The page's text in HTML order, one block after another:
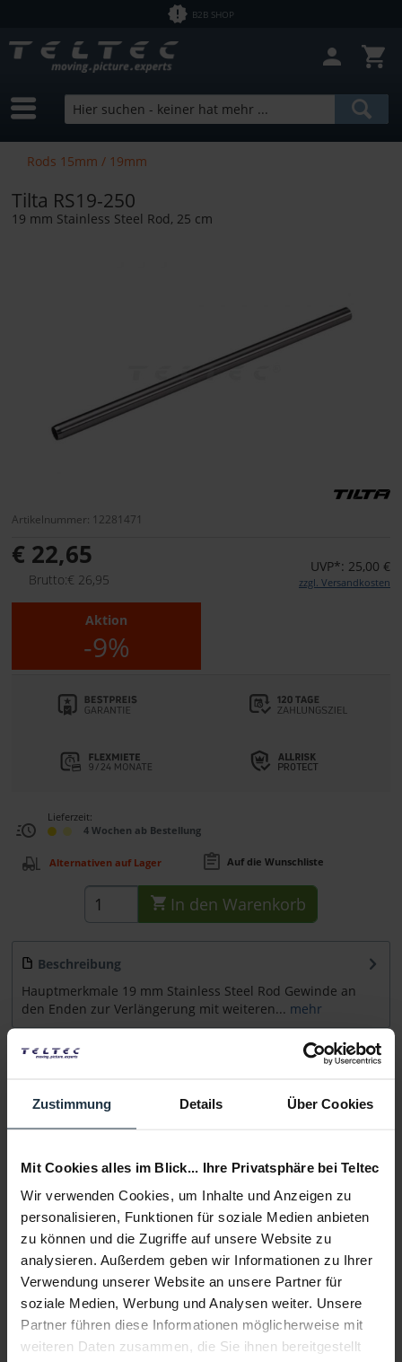
Zustimmung Details Über Cookies
Mit Cookies alles im Blick... Ihre Privatsphäre bei Teltec
Wir verwenden Cookies, um Inhalte und Anzeigen zu
personalisieren, Funktionen für soziale Medien anbieten
zu können und die Zugriffe auf unsere Website zu
analysieren. Außerdem geben wir Informationen zu Ihrer
Verwendung unserer Website an unsere Partner für
soziale Medien, Werbung und Analysen weiter. Unsere
Partner führen diese Informationen möglicherweise mit
weiteren Daten zusammen, die Sie ihnen bereitgestellt
B2B SHOP
Rods 15mm / 19mm
Tilta RS19-250
19 mm Stainless Steel Rod, 25 cm
Artikelnummer: 12281471
€ 22,65
Brutto:€ 26,95
UVP*: 25,00 €
zzgl. Versandkosten
Aktion
-9%
Lieferzeit:
4 Wochen ab Bestellung
Alternativen auf Lager Auf die Wunschliste
In den Warenkorb
Beschreibung
Hauptmerkmale 19 mm Stainless Steel Rod Gewinde an
den Enden zur Verlängerung mit weiteren... mehr
Zubehör
Sofort lieferbar
Hersteller
von 1,43 €
Beratung
Infos zu Hersteller & Produktsicherheit
Folgende Infos zum Hersteller sind verfübar......mehr
Weitere Artikel von Tilta ansehen